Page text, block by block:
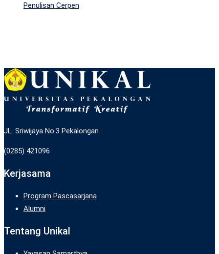
Penulisan Cerpen
JL. Sriwijaya No.3 Pekalongan
(0285) 421096
Kerjasama
Program Pascasarjana
Alumni
Tentang Unikal